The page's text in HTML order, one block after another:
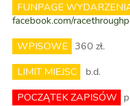
FUNPAGE
facebook.com/
WPISOWE 360 zł.
LIMIT MIEJSC
b.d.
POCZĄTEK ZAPISÓW